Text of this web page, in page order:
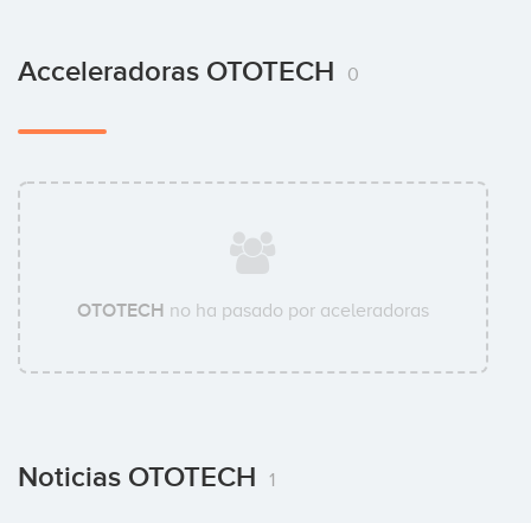
Acceleradoras OTOTECH 0
OTOTECH no ha pasado por aceleradoras
Noticias OTOTECH 1